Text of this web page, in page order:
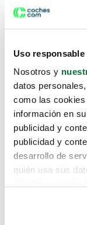
Uso
Nosotros y
datos
como las
información en
publicidad y
publicidad y
desarrollo de
quién usa sus
Lo
te
Pero puedes
buscando en